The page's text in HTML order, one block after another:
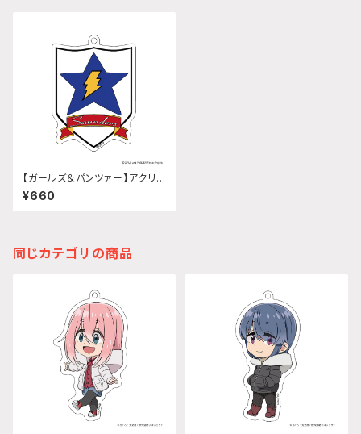
【ガールズ＆パンツァー】アクリル
キーホルダー 校章(サンダース
大学付属高校)
¥660
同じカテゴリの商品